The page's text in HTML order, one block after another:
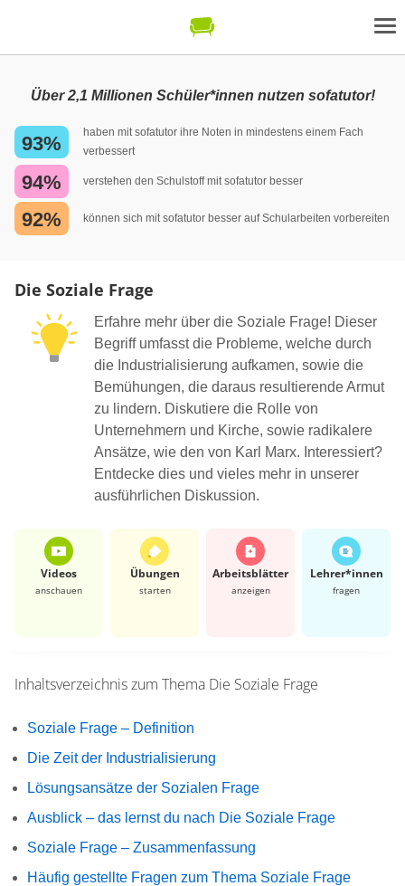
Über 2,1 Millionen Schüler*innen nutzen sofatutor!
93%
haben mit sofatutor ihre Noten in mindestens einem Fach
verbessert
94% verstehen den Schulstoff mit sofatutor besser
92% können sich mit sofatutor besser auf Schularbeiten vorbereiten
Die Soziale Frage
Erfahre mehr über die Soziale Frage! Dieser
Begriff umfasst die Probleme, welche durch
die Industrialisierung aufkamen, sowie die
Bemühungen, die daraus resultierende Armut
zu lindern. Diskutiere die Rolle von
Unternehmern und Kirche, sowie radikalere
Ansätze, wie den von Karl Marx. Interessiert?
Entdecke dies und vieles mehr in unserer
ausführlichen Diskussion.
Videos
anschauen
Übungen
starten
Arbeits­blätter
anzeigen
Lehrer*​innen
fragen
Inhaltsverzeichnis zum Thema Die Soziale Frage
Soziale Frage – Definition
Die Zeit der Industrialisierung
Lösungsansätze der Sozialen Frage
Ausblick – das lernst du nach Die Soziale Frage
Soziale Frage – Zusammenfassung
Häufig gestellte Fragen zum Thema Soziale Frage